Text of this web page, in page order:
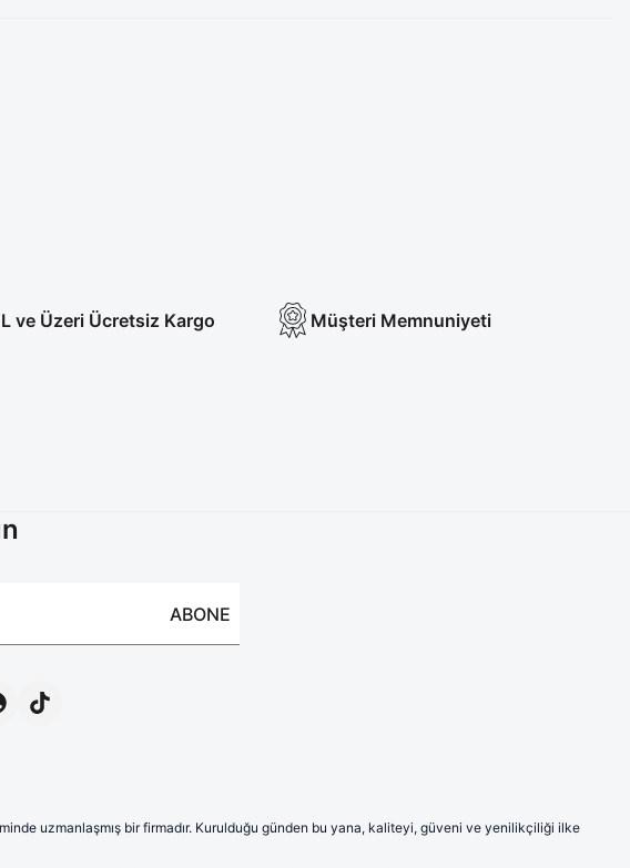
ve Üzeri Ücretsiz Kargo Müşteri Memnuniyeti
ABONE
uzmanlaşmış bir firmadır. Kurulduğu günden bu yana, kaliteyi, güveni ve yenilikçiliği ilke